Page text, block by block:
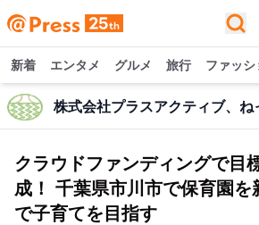
新着 エンタメ グルメ 旅行 ファッ
クラウドファンディングで目
成！ 千葉県市川市で保育園
で子育てを目指す